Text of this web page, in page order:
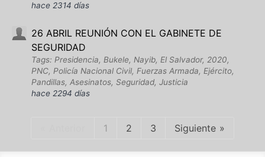
hace 2314 días
26 ABRIL REUNIÓN CON EL GABINETE DE
SEGURIDAD
Tags: Presidencia, Bukele, Nayib, El Salvador, 2020,
PNC, Policía Nacional Civil, Fuerzas Armada, Ejército,
Pandillas, Asesinatos, Seguridad, Justicia
hace 2294 días
1 2 3 Siguiente